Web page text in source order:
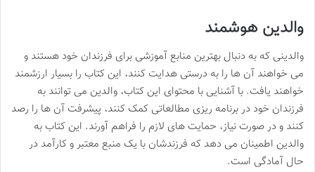
والدین هوشمند
والدینی که به دنبال بهترین منابع آموزشی برای فرزندان خود هستند و
می خواهند آن ها را به درستی هدایت کنند، این کتاب را بسیار ارزشمند
خواهند یافت. با آشنایی با محتوای این کتاب، والدین می توانند به
فرزندان خود در برنامه ریزی مطالعاتی کمک کنند، پیشرفت آن ها را رصد
کنند و در صورت نیاز، حمایت های لازم را فراهم آورند. این کتاب به
والدین اطمینان می دهد که فرزندشان با یک منبع معتبر و کارآمد در
حال آمادگی است.